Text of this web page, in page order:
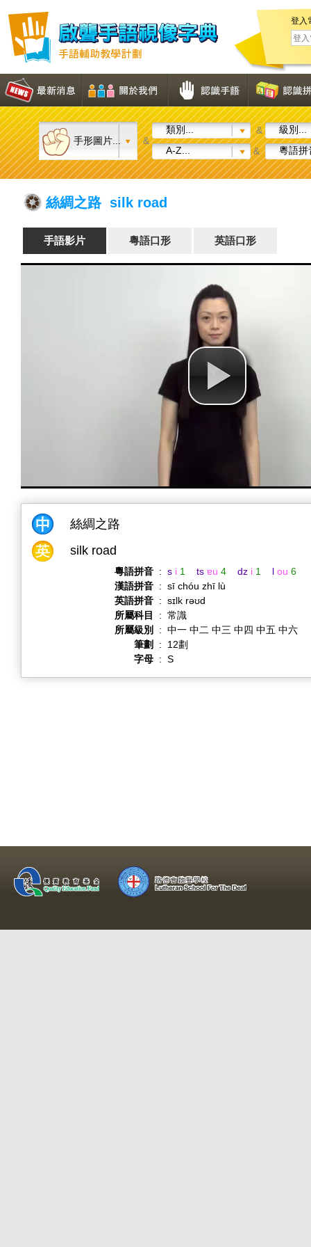
登入
手形圖片... &
類別... &
級別...
A-Z...
& 粵語拼
絲綢之路 silk road
手語影片 粵語口形 英語口形
絲綢之路
silk road
粵語拼音 : s i 1 ts ɐu 4 dz i 1 l ou 6
漢語拼音 : sī chóu zhī lù
英語拼音 : sɪlk rəʊd
所屬科目
: 常識
所屬級別
: 中一 中二 中三 中四 中五 中六
筆劃
:
12劃
字母 : S